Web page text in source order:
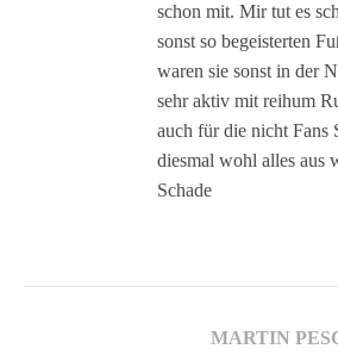
schon mit. Mir tut es
sonst so begeisterten
waren sie sonst in der
sehr aktiv mit reihum
auch für die nicht Fans
diesmal wohl alles aus
Schade
MARTIN